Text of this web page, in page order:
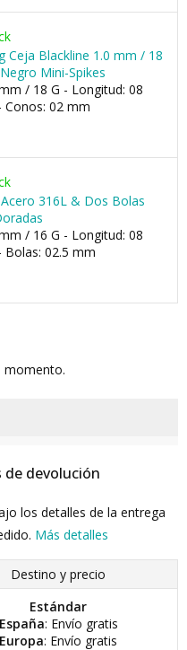
Ceja Blackline 1.0 mm / 18
Mini-Spikes
/ 18 G - Longitud: 08
02 mm
316L & Dos Bolas
/ 16 G - Longitud: 08
02.5 mm
momento.
de devolución
los detalles de la entrega
Más detalles
Destino y precio
Estándar
España: Envío gratis
Europa: Envío gratis